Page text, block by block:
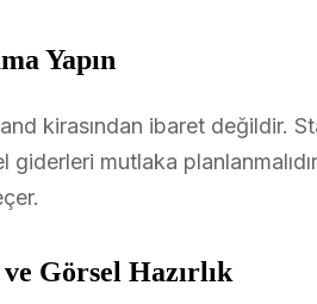
Yapın
kirasından ibaret değildir.
giderleri mutlaka
ve Görsel Hazırlık